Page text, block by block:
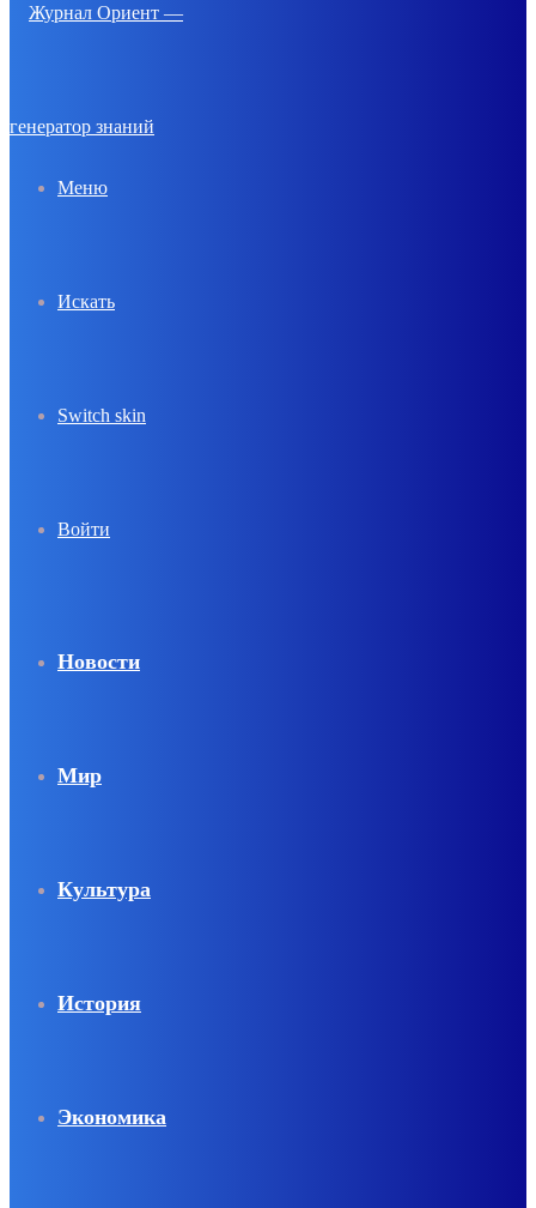
Меню
Искать
Switch skin
Войти
Новости
Мир
Культура
История
Экономика